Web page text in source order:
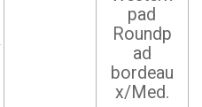
pad
Roundp
ad
bordeau
x/Med.